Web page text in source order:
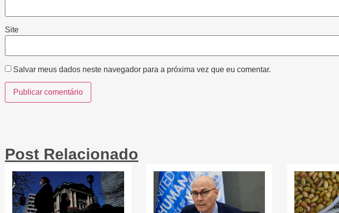
Site
Salvar meus dados neste navegador para a próxima vez que eu comentar.
Post Relacionado